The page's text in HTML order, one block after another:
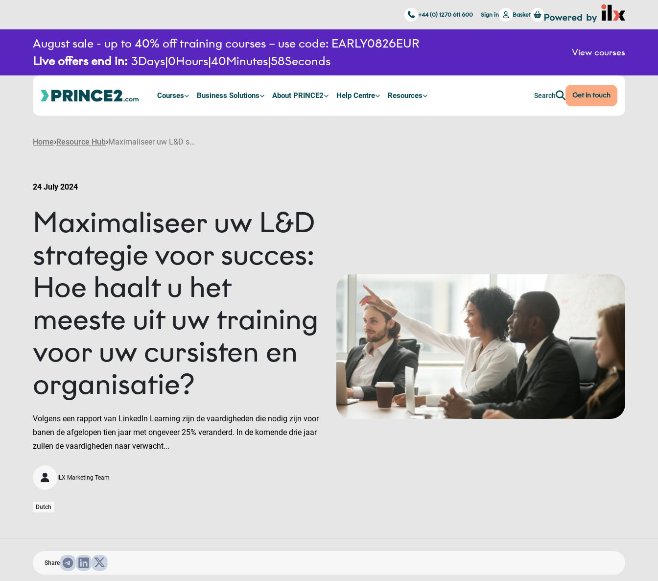
August sale - up to 40% off training courses – use code: EARLY0826EUR
Live offers end in: 3Days 0Hours 40Minutes 57Seconds
View courses
+44 (0) 1270 611 600 Sign in Basket
Courses Business Solutions About PRINCE2 Help Centre Resources Search Get in touch
Home Resource Hub Maximaliseer uw L&D strategie voor succes: Hoe haalt u het meeste uit uw training voor uw cursisten en organisatie?
24 July 2024
Maximaliseer uw L&D
strategie voor succes:
Hoe haalt u het
meeste uit uw training
voor uw cursisten en
organisatie?
Volgens een rapport van LinkedIn Learning zijn de vaardigheden die nodig zijn voor
banen de afgelopen tien jaar met ongeveer 25% veranderd. In de komende drie jaar
zullen de vaardigheden naar verwacht...
ILX Marketing Team
Dutch
Share